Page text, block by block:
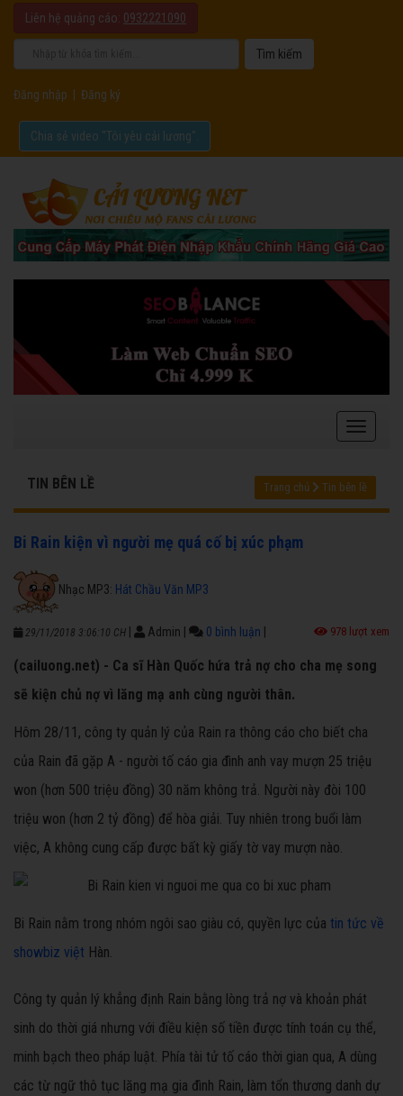
Liên hệ quảng cáo: 0932221090
Đăng nhập Đăng ký
Chia sẻ video "Tôi yêu cải lương".
TIN BÊN LỀ Trang chủ Tin bên lề
Bi Rain kiện vì người mẹ quá cố bị xúc phạm
Nhạc MP3: Hát Chầu Văn MP3
29/11/2018 3:06:10 CH Admin 0 bình luận 978 lượt xem
(cailuong.net) - Ca sĩ Hàn Quốc hứa trả nợ cho cha mẹ song
sẽ kiện chủ nợ vì lăng mạ anh cùng người thân.
Hôm 28/11, công ty quản lý của Rain ra thông cáo cho biết cha
của Rain đã gặp A - người tố cáo gia đình anh vay mượn 25 triệu
won (hơn 500 triệu đồng) 30 năm không trả. Người này đòi 100
triệu won (hơn 2 tỷ đồng) để hòa giải. Tuy nhiên trong buổi làm
việc, A không cung cấp được bất kỳ giấy tờ vay mượn nào.
Bi Rain nằm trong nhóm ngôi sao giàu có, quyền lực của tin tức về
showbiz việt Hàn.
Công ty quản lý khẳng định Rain bằng lòng trả nợ và khoản phát
sinh do thời giá nhưng với điều kiện số tiền được tính toán cụ thể,
minh bạch theo pháp luật. Phía tài tử tố cáo thời gian qua, A dùng
các từ ngữ thô tục lăng mạ gia đình Rain, làm tổn thương danh dự